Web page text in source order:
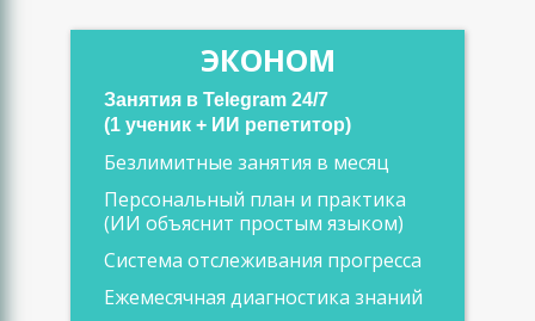
ЭКОНОМ
Занятия в Telegram 24/7
(1 ученик + ИИ репетитор)
Безлимитные занятия в месяц
Персональный план и практика
(ИИ объяснит простым языком)
Система отслеживания прогресса
Ежемесячная диагностика знаний